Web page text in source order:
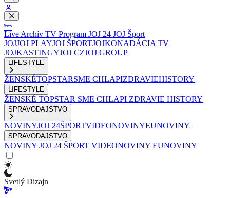
Live Archív TV Program JOJ 24 JOJ Šport
JOJJOJ PLAYJOJ ŠPORTJOJKONADÁCIA TV
JOJKASTINGYJOJ CZJOJ GROUP
LIFESTYLE
ŽENSKÉTOPSTARSME CHLAPIZDRAVIEHISTORY
LIFESTYLE
ŽENSKÉ TOPSTAR SME CHLAPI ZDRAVIE HISTORY
SPRAVODAJSTVO
NOVINYJOJ 24ŠPORTVIDEONOVINYEUNOVINY
SPRAVODAJSTVO
NOVINY JOJ 24 ŠPORT VIDEONOVINY EUNOVINY
Svetlý Dizajn